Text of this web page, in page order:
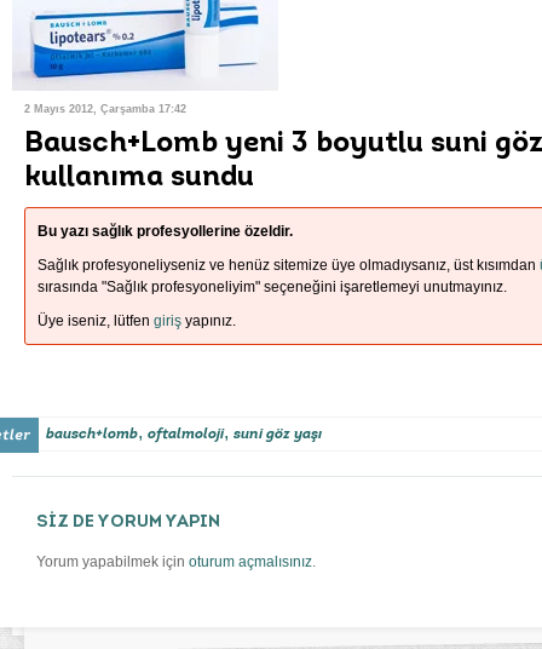
2 Mayıs 2012, Çarşamba 17:42
Bausch+Lomb yeni 3 boyutlu suni
kullanıma sundu
Bu yazı sağlık profesyollerine özeldir.
Sağlık profesyoneliyseniz ve henüz sitemize üye olmadıysanız, üst kısımdan
sırasında "Sağlık profesyoneliyim" seçeneğini işaretlemeyi unutmayınız.
Üye iseniz, lütfen giriş yapınız.
bausch+lomb, oftalmoloji, suni göz yaşı
SİZ DE YORUM YAPIN
Yorum yapabilmek için oturum açmalısınız.